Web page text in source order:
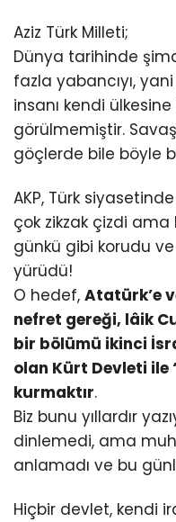
Aziz Türk Milleti;
Dünya tarihinde
fazla yabancıyı,
insanı kendi
görülmemiştir.
göçlerde bile böyle
AKP, Türk
çok zikzak çizdi
günkü gibi korudu
yürüdü!
O hedef, Atatürk’e
nefret gereği, lâik
bir bölümü ikinci
olan Kürt Devleti ile
kurmaktır.
Biz bunu yıllardır
dinlemedi, ama
anlamadı ve bu
Hiçbir devlet, kendi